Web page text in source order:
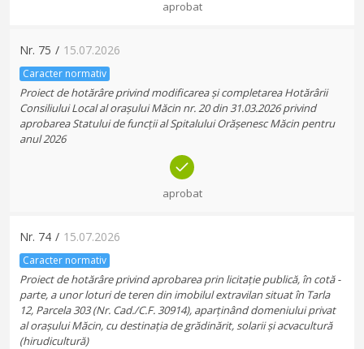
aprobat
Nr. 75 / 15.07.2026
Caracter normativ
Proiect de hotărâre privind modificarea și completarea Hotărârii
Consiliului Local al orașului Măcin nr. 20 din 31.03.2026 privind
aprobarea Statului de funcții al Spitalului Orășenesc Măcin pentru
anul 2026
aprobat
Nr. 74 / 15.07.2026
Caracter normativ
Proiect de hotărâre privind aprobarea prin licitație publică, în cotă -
parte, a unor loturi de teren din imobilul extravilan situat în Tarla
12, Parcela 303 (Nr. Cad./C.F. 30914), aparținând domeniului privat
al orașului Măcin, cu destinația de grădinărit, solarii și acvacultură
(hirudicultură)